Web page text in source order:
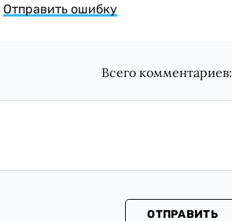
Отправить ошибку
Всего комментариев:
ОТПРАВИТЬ